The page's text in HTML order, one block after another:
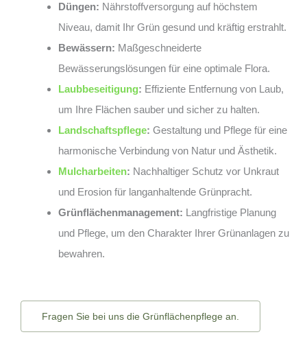
Düngen: Nährstoffversorgung auf höchstem
Niveau, damit Ihr Grün gesund und kräftig erstrahlt.
Bewässern: Maßgeschneiderte
Bewässerungslösungen für eine optimale Flora.
Laubbeseitigung: Effiziente Entfernung von Laub,
um Ihre Flächen sauber und sicher zu halten.
Landschaftspflege: Gestaltung und Pflege für eine
harmonische Verbindung von Natur und Ästhetik.
Mulcharbeiten: Nachhaltiger Schutz vor Unkraut
und Erosion für langanhaltende Grünpracht.
Grünflächenmanagement: Langfristige Planung
und Pflege, um den Charakter Ihrer Grünanlagen zu
bewahren.
Fragen Sie bei uns die Grünflächenpflege an.